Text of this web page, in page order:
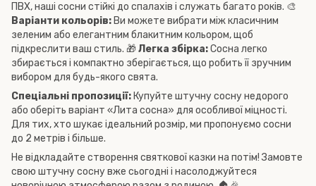
ПВХ, наші сосни стійкі до спалахів і служать багато років. 🎨
Варіанти кольорів: Ви можете вибрати між класичним
зеленим або елегантним блакитним кольором, щоб
підкреслити ваш стиль. 🎁 Легка збірка:Сосна легко
збирається і компактно зберігається, що робить її зручним
вибором для будь-якого свята.
Спеціальні пропозиції: Купуйте штучну сосну недорого
або оберіть варіант «Лита сосна» для особливої міцності.
Для тих, хто шукає ідеальний розмір, ми пропонуємо сосни
до 2 метрів і більше.
Не відкладайте створення святкової казки на потім! Замовте
свою штучну сосну вже сьогодні і насолоджуйтеся